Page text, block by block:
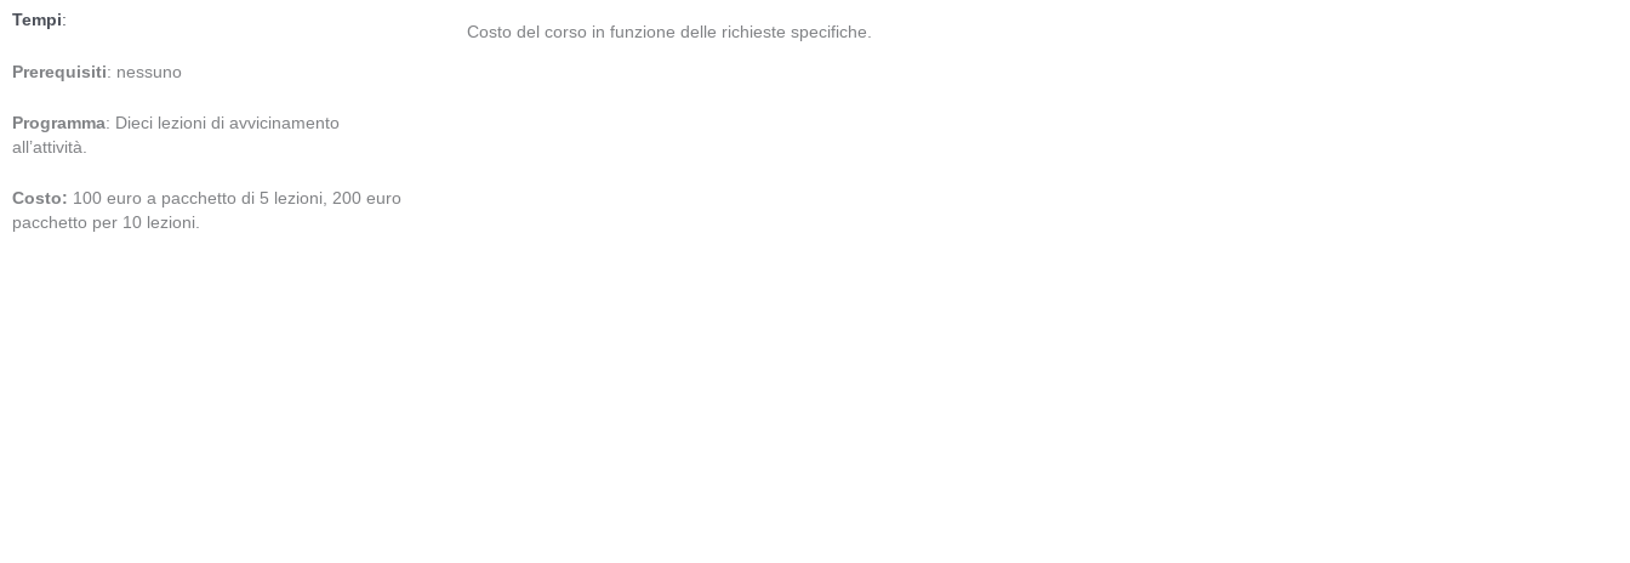
Tempi:
Prerequisiti: nessuno
Programma: Dieci lezioni di avvicinamento
all’attività.
Costo: 100 euro a pacchetto di 5 lezioni, 200 euro
pacchetto per 10 lezioni.
Costo del corso in funzione delle richieste specifiche.